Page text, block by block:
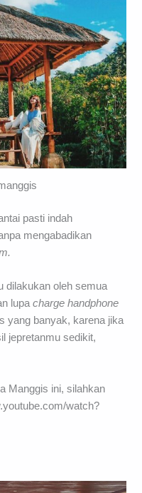
pasti indah
mengabadikan
dilakukan oleh semua
lupacharge handphone
yang banyak, karena jika
jepretanmu sedikit,
Manggis ini, silahkan
watch?